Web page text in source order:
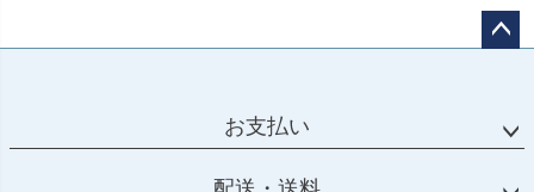
お支払い